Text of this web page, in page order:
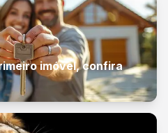
imóvel, confira